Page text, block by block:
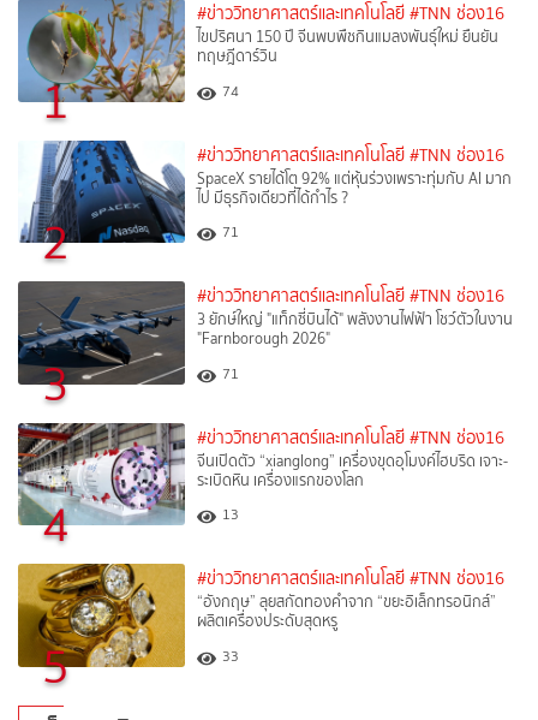
1
#ข่าววิทยาศาสตร์และเทคโนโลยี #TNN ช่อง16
ไขปริศนา 150 ปี จีนพบพืชกินแมลงพันธุ์ใหม่ ยืนยัน
ทฤษฎีดาร์วิน
74
2
#ข่าววิทยาศาสตร์และเทคโนโลยี #TNN ช่อง16
SpaceX รายได้โต 92% แต่หุ้นร่วงเพราะทุ่มกับ AI มาก
ไป มีธุรกิจเดียวที่ได้กำไร ?
71
3
#ข่าววิทยาศาสตร์และเทคโนโลยี #TNN ช่อง16
3 ยักษ์ใหญ่ "แท็กซี่บินได้" พลังงานไฟฟ้า โชว์ตัวในงาน
"Farnborough 2026"
71
4
#ข่าววิทยาศาสตร์และเทคโนโลยี #TNN ช่อง16
จีนเปิดตัว “xianglong” เครื่องขุดอุโมงค์ไฮบริด เจาะ-
ระเบิดหิน เครื่องแรกของโลก
13
5
#ข่าววิทยาศาสตร์และเทคโนโลยี #TNN ช่อง16
“อังกฤษ” ลุยสกัดทองคำจาก “ขยะอิเล็กทรอนิกส์”
ผลิตเครื่องประดับสุดหรู
33